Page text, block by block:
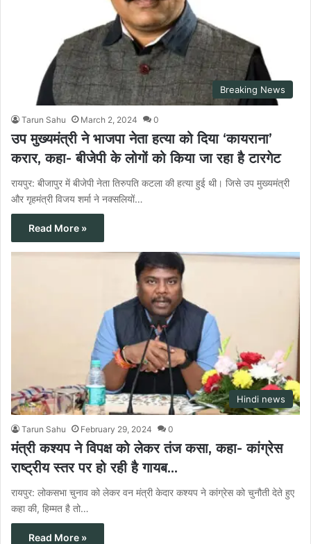
Breaking News
Tarun Sahu March 2, 2024 0
उप मुख्यमंत्री ने भाजपा नेता हत्या को दिया ‘कायराना’
करार, कहा- बीजेपी के लोगों को किया जा रहा है टारगेट
रायपुर: बीजापुर में बीजेपी नेता तिरुपति कटला की हत्या हुई थी। जिसे उप मुख्यमंत्री
और गृहमंत्री विजय शर्मा ने नक्सलियों…
Read More »
Hindi news
Tarun Sahu February 29, 2024 0
मंत्री कश्यप ने विपक्ष को लेकर तंज कसा, कहा- कांग्रेस
राष्ट्रीय स्तर पर हो रही है गायब…
रायपुर: लोकसभा चुनाव को लेकर वन मंत्री केदार कश्यप ने कांग्रेस को चुनौती देते हुए
कहा की, हिम्मत है तो…
Read More »